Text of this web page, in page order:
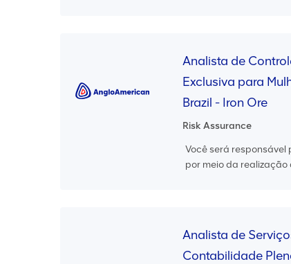
Analista de
Exclusiva para
Brazil - Iron Ore
Risk Assurance
Você será
por meio da realização
Analista de
Contabilidade